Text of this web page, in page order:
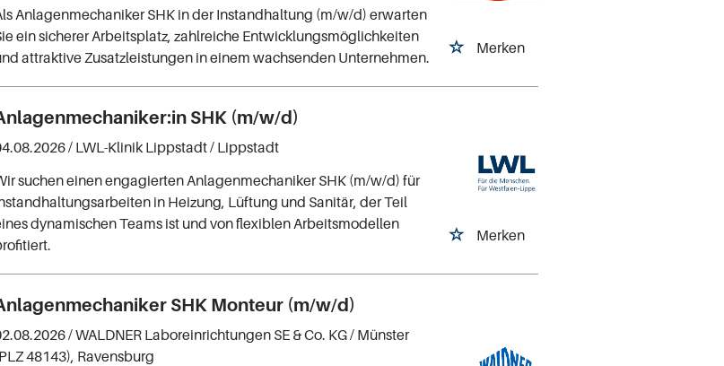
Merken
Anlagenmechaniker SHK in der Instandhaltung (m/w/d) erwarten
ein sicherer Arbeitsplatz, zahlreiche Entwicklungsmöglichkeiten
attraktive Zusatzleistungen in einem wachsenden Unternehmen.
SHK (m/w/d)
Merken
/ LWL-Klinik Lippstadt/ Lippstadt
suchen einen engagierten Anlagenmechaniker SHK (m/w/d) für
in Heizung, Lüftung und Sanitär, der Teil
dynamischen Teams ist und von flexiblen Arbeitsmodellen
SHK Monteur (m/w/d)
/WALDNER Laboreinrichtungen SE & Co. KG/ Münster
48143), Ravensburg